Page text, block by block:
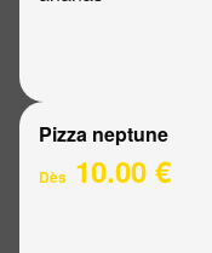
Pizza neptune
Dès 10.00 €